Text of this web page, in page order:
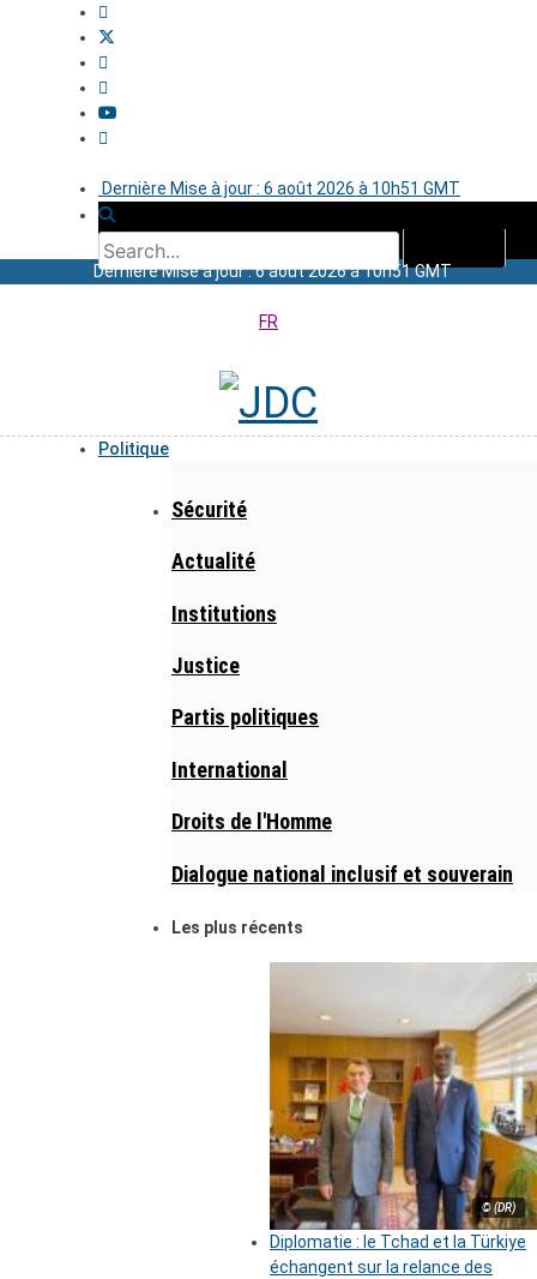
Dernière Mise à jour : 6 août 2026 à 10h51 GMT
Dernière Mise à jour : 6 août 2026 à 10h51 GMT
FR
Politique
Sécurité
Actualité
Institutions
Justice
Partis politiques
International
Droits de l'Homme
Dialogue national inclusif et souverain
Les plus récents
© (DR)
Diplomatie : le Tchad et la Türkiye
échangent sur la relance des